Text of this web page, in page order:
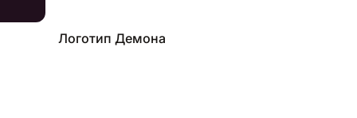
Логотип Демона